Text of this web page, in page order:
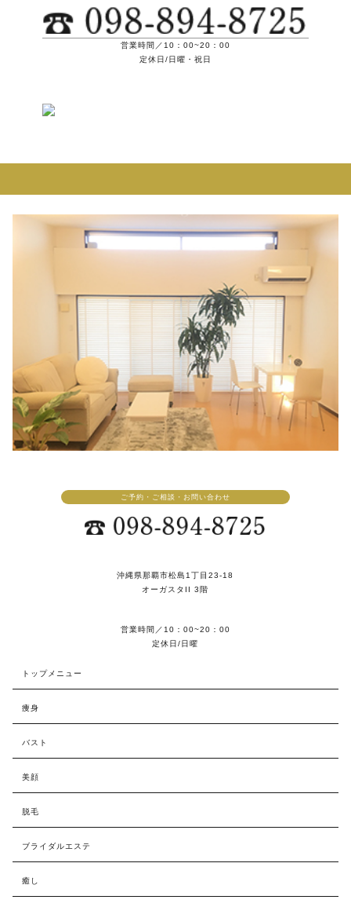
営業時間／10：00~20：00
定休日/日曜・祝日
ご予約・ご相談・お問い合わせ
沖縄県那覇市松島1丁目23-18
オーガスタII 3階
営業時間／10：00~20：00
定休日/日曜
トップメニュー
痩身
バスト
美顔
脱毛
ブライダルエステ
癒し